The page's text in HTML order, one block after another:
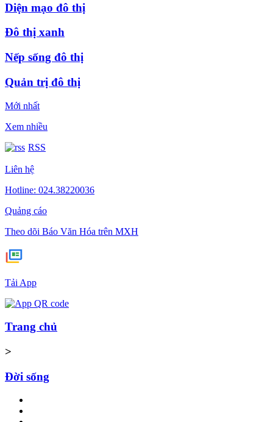
Diện mạo đô thị
Đô thị xanh
Nếp sống đô thị
Quản trị đô thị
Mới nhất
Xem nhiều
RSS
Liên hệ
Hotline: 024.38220036
Quảng cáo
Theo dõi Báo Văn Hóa trên MXH
Tải App
Trang chủ
>
Đời sống